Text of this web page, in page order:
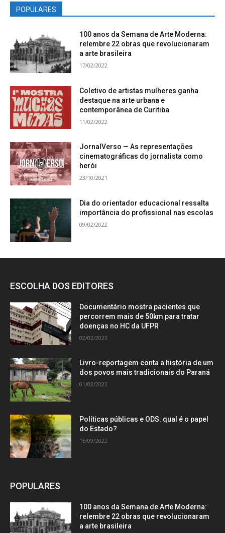
POPULARES
100 anos da Semana de Arte Moderna:
relembre 22 obras que revolucionaram
a arte brasileira
17/02/2022
Coletivo de artistas mulheres ganha
destaque na arte urbana e
contemporânea de Curitiba
11/02/2022
JornalVerso — As representações
cinematográficas do jornalista como
herói
23/10/2021
Dia do orientador educacional ressalta
importância do profissional nas escolas
09/02/2022
ESCOLHA DOS EDITORES
Documentário mostra pacientes que
percorrem mais de 50km para tratar
doenças no HC da UFPR
02/02/2023
Livro-reportagem conta a história de um
dos povos mais tradicionais do Paraná
01/02/2023
Políticas públicas e ODS: qual é o papel
do Estado?
15/09/2022
POPULARES
100 anos da Semana de Arte Moderna:
relembre 22 obras que revolucionaram
a arte brasileira